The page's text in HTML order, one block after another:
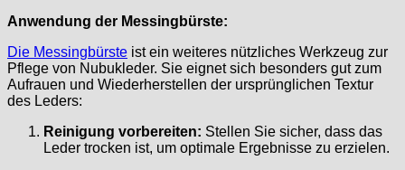
Anwendung der Messingbürste:
Die Messingbürste ist ein weiteres nützliches Werkzeug zur
Pflege von Nubukleder. Sie eignet sich besonders gut zum
Aufrauen und Wiederherstellen der ursprünglichen Textur
des Leders:
Reinigung vorbereiten: Stellen Sie sicher, dass das
Leder trocken ist, um optimale Ergebnisse zu erzielen.